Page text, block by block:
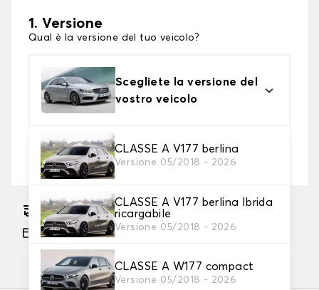
1. Versione
Qual è la versione del tuo veicolo?
Scegliete la versione del
vostro veicolo
CLASSE A V177 berlina
Versione 05/2018 - 2026
CLASSE A V177 berlina Ibrida
ricargabile
Versione 05/2018 - 2026
CLASSE A W177 compact
Versione 05/2018 - 2026
2. Livello di protezione
Scegli il telo protettivo adatto alle tue esigenze
Consegna gratuita stimata su 17/08/2026
Pagamento in 3x gratuito, a partire da 60 euro